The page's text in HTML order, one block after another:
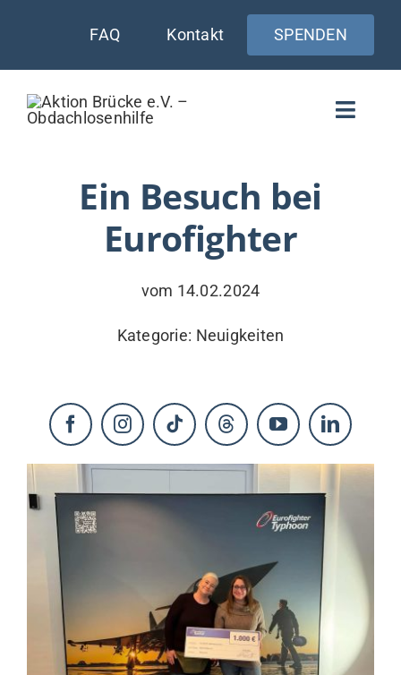
springen
FAQ Kontakt SPENDEN
Toggle
AKTUELLES
KONTAKT
Ein Besuch bei
Eurofighter
vom 14.02.2024
Kategorie: Neuigkeiten